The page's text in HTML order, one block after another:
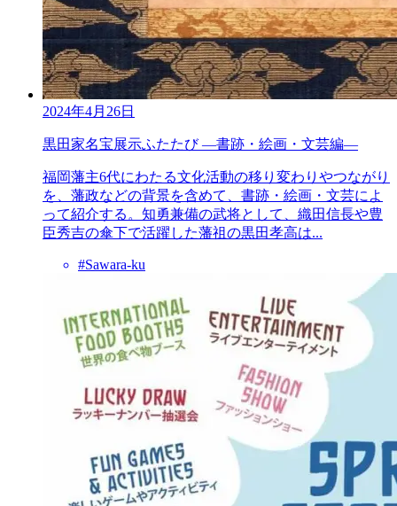
2024年4月26日
黒田家名宝展示ふたたび ―書跡・絵画・文芸編―
福岡藩主6代にわたる文化活動の移り変わりやつながり
を、藩政などの背景を含めて、書跡・絵画・文芸によ
って紹介する。知勇兼備の武将として、織田信長や豊
臣秀吉の傘下で活躍した藩祖の黒田孝高は...
#Sawara-ku